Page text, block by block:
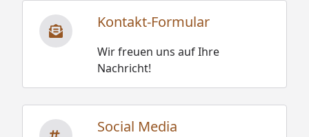
Kontakt-Formular
Wir freuen uns auf Ihre
Nachricht!
Social Media